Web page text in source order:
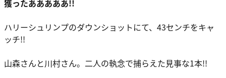
獲ったあああああ!!
ハリーシュリンプのダウンショットにて、43センチをキャ
ッチ!!
山森さんと川村さん。二人の執念で捕らえた見事な1本!!